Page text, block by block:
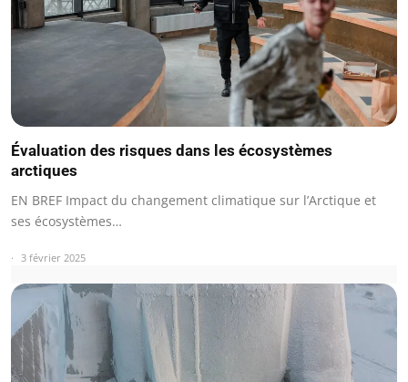
Évaluation des risques dans les écosystèmes
arctiques
EN BREF Impact du changement climatique sur l’Arctique et
ses écosystèmes…
3 février 2025